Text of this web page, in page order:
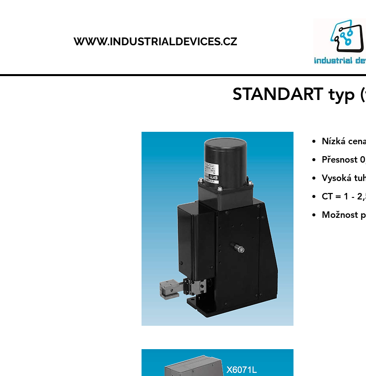
WWW.INDUSTRIALDEVICES.CZ
STANDART typ
Nízká
Přesnost
Vysoká
CT = 1 -
Možnost